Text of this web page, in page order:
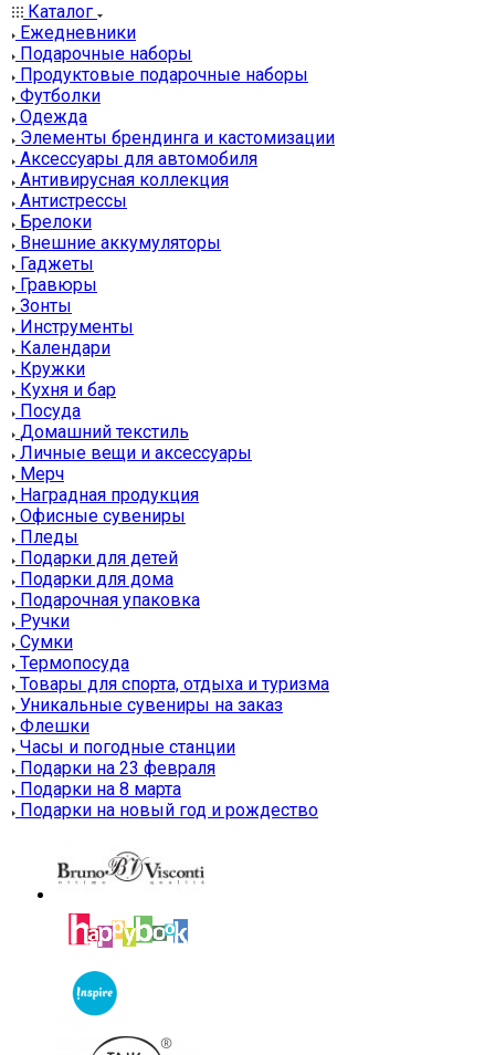
Каталог
Ежедневники
Подарочные наборы
Продуктовые подарочные наборы
Футболки
Одежда
Элементы брендинга и кастомизации
Аксессуары для автомобиля
Антивирусная коллекция
Антистрессы
Брелоки
Внешние аккумуляторы
Гаджеты
Гравюры
Зонты
Инструменты
Календари
Кружки
Кухня и бар
Посуда
Домашний текстиль
Личные вещи и аксессуары
Мерч
Наградная продукция
Офисные сувениры
Пледы
Подарки для детей
Подарки для дома
Подарочная упаковка
Ручки
Сумки
Термопосуда
Товары для спорта, отдыха и туризма
Уникальные сувениры на заказ
Флешки
Часы и погодные станции
Подарки на 23 февраля
Подарки на 8 марта
Подарки на новый год и рождество